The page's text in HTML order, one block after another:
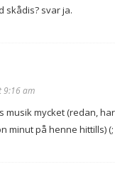
skådis? svar ja.
9:16 am
musik mycket (redan,
minut på henne hittills) (;